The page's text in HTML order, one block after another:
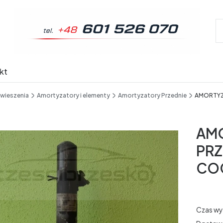
Amortyzatory i elementy Amortyzatory Przednie
Czas